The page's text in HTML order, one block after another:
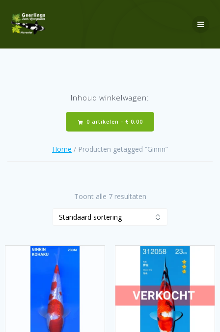
Inhoud winkelwagen:
0 artikelen - € 0,00
Home / Producten getagged “Ginrin”
Toont alle 7 resultaten